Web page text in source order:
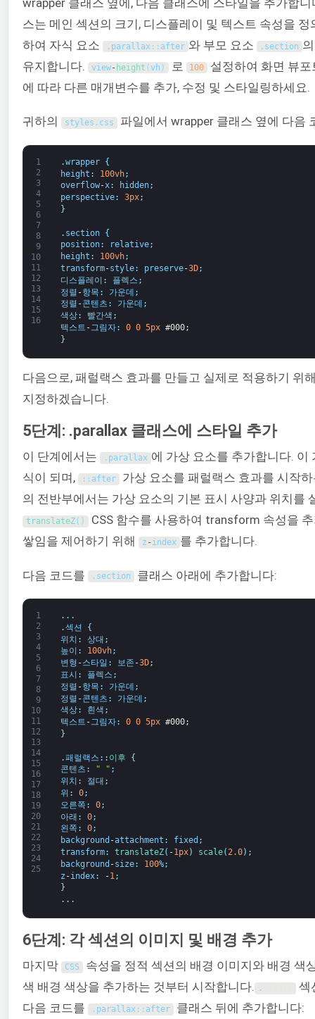
wrapper 클래스 옆에, 다음 클래스에 스타일을 추가합
스는 메인 섹션의 크기, 디스플레이 및 텍스트 속성을
하여 자식 요소
. parallax: : after 와 부모 요소 . section
유지합니다.
view- height (vh ) 로 100
설정하여 화면 뷰
에 따라 다른 매개변수를 추가, 수정 및 스타일링하세요.
귀하의 styles . css 파일에서 wrapper 클래스 옆에 다음
1
2
3
4
5
6
7
8
9
10
11
12
13
14
15
16
.wrapper
{
height : 100vh;
overflow-x: hidden;
perspective: 3px;
}
. section
{
position: relative;
height : 100vh;
transform-style: preserve-3D;
디스플레이 : 플렉스 ;
정렬 -항목 : 가운데 ;
정렬 -콘텐츠 : 가운데 ;
색상: 빨간색 ;
텍스트 -그림자: 0 0 5px #000;
}
다음으로, 패럴랙스 효과를 만들고 실제로 적용하기 위
지정하겠습니다.
5단계: .parallax 클래스에 스타일 추가
이 단계에서는 . parallax 에 가상 요소를 추가합니다. 이
식이 되며,
: : after 가상 요소를 패럴랙스 효과를 시작
의 전반부에서는 가상 요소의 기본 표시 사양과 위치를
translateZ( ) CSS 함수를 사용하여 transform 속성을
쌓임을 제어하기 위해
z - index 를 추가합니다.
다음 코드를 . section 클래스 아래에 추가합니다:
1
2
3
4
5
6
7
8
9
10
11
12
13
14
15
16
17
18
19
20
21
22
23
24
25
. . .
.섹션
{
위치 : 상대 ;
높이 : 100vh;
변형 -스타일 : 보존 -3D;
표시 : 플렉스 ;
정렬 -항목 : 가운데 ;
정렬 -콘텐츠 : 가운데 ;
색상: 흰색 ;
텍스트 -그림자: 0 0 5px #000;
}
.패럴랙스 : : 이후
{
콘텐츠 : " " ;
위치 : 절대 ;
위 : 0;
오른쪽 : 0;
아래 : 0;
왼쪽 : 0;
background -attachment : fixed ;
transform: translateZ( -1px) scale(2.0) ;
background -size: 100%;
z -index: -1 ;
}
. . .
6단계: 각 섹션의 이미지 및 배경 추가
마지막 CSS 속성을 정적 섹션의 배경 이미지와 배경 색
색 배경 색상을 추가하는 것부터 시작합니다.
.
섹
다음 코드를
. parallax: : after 클래스 뒤에 추가합니다: